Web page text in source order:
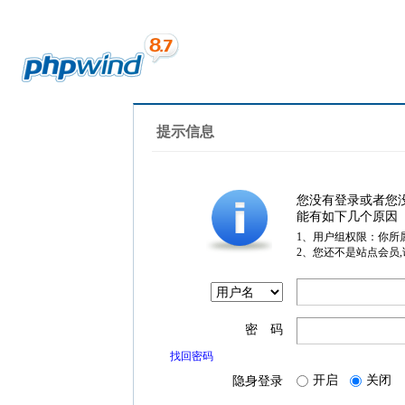
提示信息
您没有登录或者您
能有如下几个原因
1、用户组权限：你所
2、您还不是站点会员
密 码
找回密码
隐身登录 开启 关闭